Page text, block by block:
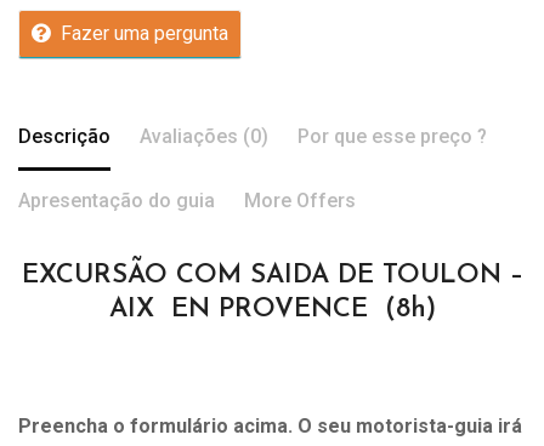
Fazer uma pergunta
Descrição Avaliações (0) Por que esse preço ?
Apresentação do guia More Offers
EXCURSÃO COM SAIDA DE TOULON –
AIX EN PROVENCE (8h)
Preencha o formulário acima. O seu motorista-guia irá